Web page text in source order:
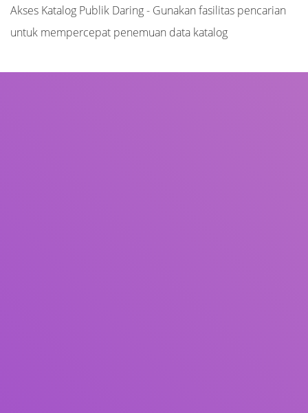
Akses Katalog Publik Daring - Gunakan fasilitas pencarian
untuk mempercepat penemuan data katalog